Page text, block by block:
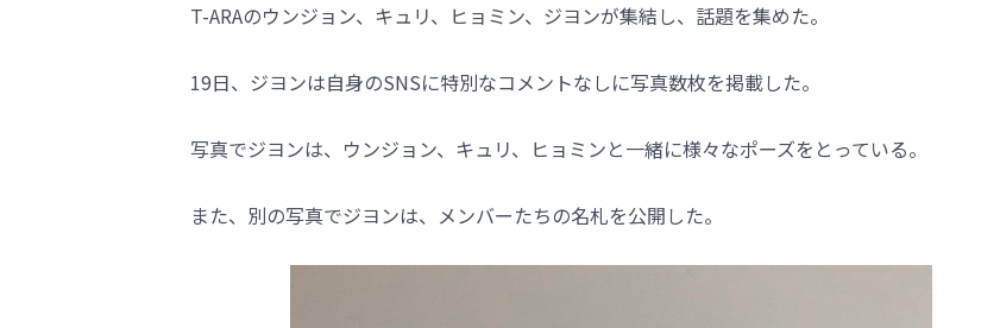
T-ARAのウンジョン、キュリ、ヒョミン、ジヨンが集結し、話題を集めた。
19日、ジヨンは自身のSNSに特別なコメントなしに写真数枚を掲載した。
写真でジヨンは、ウンジョン、キュリ、ヒョミンと一緒に様々なポーズをとっている。
また、別の写真でジヨンは、メンバーたちの名札を公開した。